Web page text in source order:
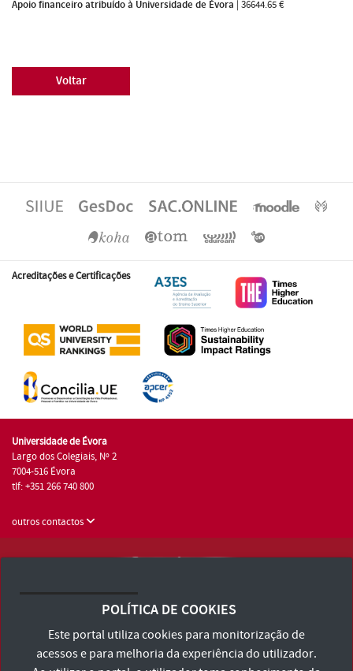
Apoio financeiro atribuído à Universidade de Évora | 36644.65 €
Voltar
Acreditações e Certificações
Universidade de Évora
Largo dos Colegiais, Nº 2
7004-516 Évora
tlf: +351 266 740 800
outros contactos
Consulte os Termos e Condições e Política de Privacidade
Declaração de Acessibilidade
POLÍTICA DE COOKIES
Este portal utiliza cookies para monitorização de
acessos e para melhoria da experiência do utilizador.